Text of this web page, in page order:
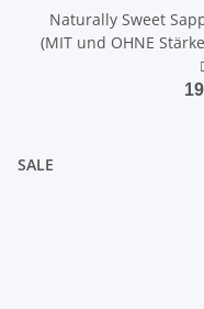
Naturally Sweet
(MIT und OHNE
DPT bis
SALE